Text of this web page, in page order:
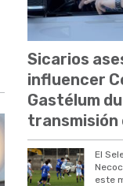
Sicarios
influencer
Gastélum
transmisión
El
este